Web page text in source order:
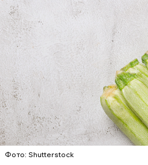
Фото: Shutterstock
Ингредиенты:
ЕДА ОВОЩИ РЕЦЕПТЫ